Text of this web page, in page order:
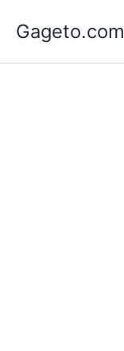
Gageto.com